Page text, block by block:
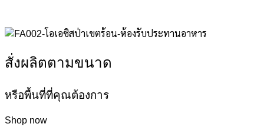
สั่งผลิตตามขนาด
หรือพื้นที่ที่คุณต้องการ
Shop now